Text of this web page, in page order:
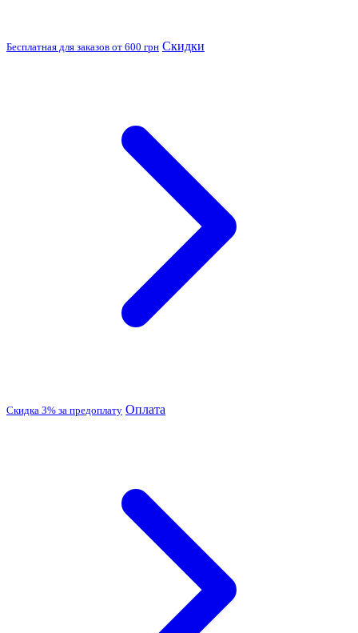
Бесплатная для заказов от 600 грн Скидки
Скидка 3% за предоплату Оплата